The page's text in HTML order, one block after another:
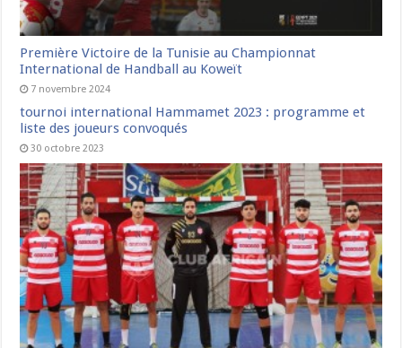
Première Victoire de la Tunisie au Championnat
International de Handball au Koweït
7 novembre 2024
tournoi international Hammamet 2023 : programme et
liste des joueurs convoqués
30 octobre 2023